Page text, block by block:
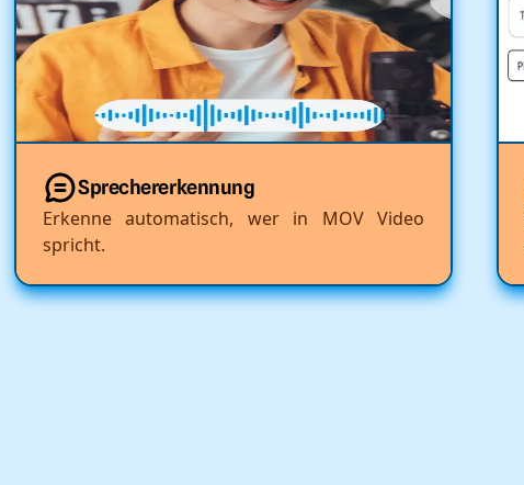
Sprechererkennung
Erkenne automatisch, wer in MOV Video
spricht.